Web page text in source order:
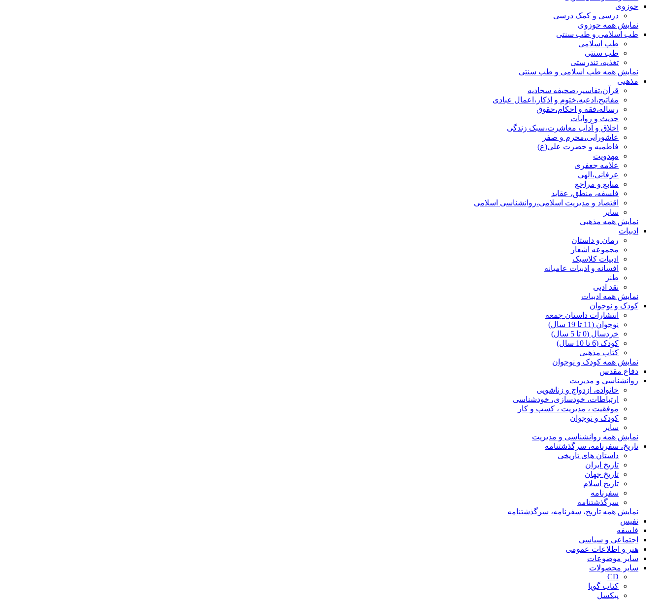
حوزوی
درسی و کمک درسی
نمایش همه حوزوی
طب اسلامی و طب سنتی
طب اسلامی
طب سنتی
تغذیه، تندرستی
نمایش همه طب اسلامی و طب سنتی
مذهبی
قرآن،تفاسیر،صحیفه سجادیه
مفاتیح،ادعیه،ختوم و اذکار،اعمال عبادی
رساله،فقه و احکام،حقوق
حدیث و روایات
اخلاق و آداب معاشرت،سبک زندگی
عاشورایی،محرم و صفر
فاطمیه و حضرت علی(ع)
مهدویت
علامه جعفری
عرفانی،الهی
منابع و مراجع
فلسفه، منطق، عقاید
اقتصاد و مدیریت اسلامی،روانشناسی اسلامی
سایر
نمایش همه مذهبی
ادبیات
رمان و داستان
مجموعه اشعار
ادبیات کلاسیک
افسانه و ادبیات عامیانه
طنز
نقد ادبی
نمایش همه ادبیات
کودک و نوجوان
انتشارات داستان جمعه
نوجوان (11 تا 19 سال)
خردسال (0 تا 5 سال)
کودک (6 تا 10 سال)
کتاب مذهبی
نمایش همه کودک و نوجوان
دفاع مقدس
روانشناسی و مدیریت
خانواده، ازدواج و زناشویی
ارتباطات، خودسازی، خودشناسی
موفقیت ، مدیریت ، کسب و کار
کودک و نوجوان
سایر
نمایش همه روانشناسی و مدیریت
تاریخ، سفرنامه، سرگذشتنامه
داستان های تاریخی
تاریخ ایران
تاریخ جهان
تاریخ اسلام
سفرنامه
سرگذشتنامه
نمایش همه تاریخ، سفرنامه، سرگذشتنامه
نفیس
فلسفه
اجتماعی و سیاسی
هنر و اطلاعات عمومی
سایر موضوعات
سایر محصولات
CD
کتاب گویا
پیکسل